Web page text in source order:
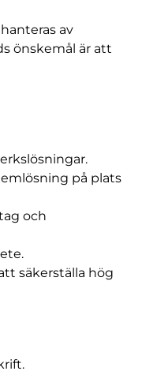
av
önskemål är att
på plats
och
säkerställa hög